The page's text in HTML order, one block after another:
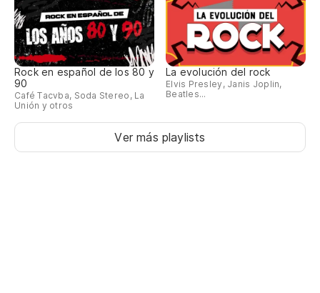
Rock en español de los 80 y
90
Café Tacvba, Soda Stereo, La
Unión y otros
La evolución del rock
Elvis Presley, Janis Joplin,
Beatles...
Ver más playlists